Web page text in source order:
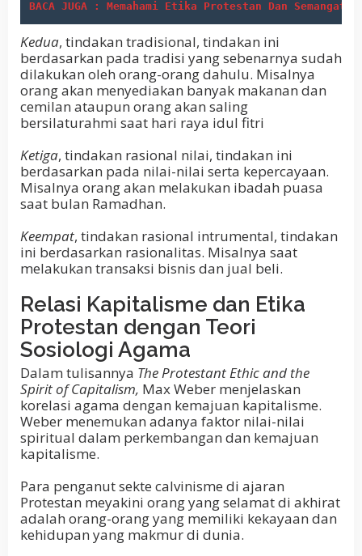
BACA JUGA : Memahami Etika Protestan Dan Semangat
Kedua, tindakan tradisional, tindakan ini
berdasarkan pada tradisi yang sebenarnya sudah
dilakukan oleh orang-orang dahulu. Misalnya
orang akan menyediakan banyak makanan dan
cemilan ataupun orang akan saling
bersilaturahmi saat hari raya idul fitri
Ketiga, tindakan rasional nilai, tindakan ini
berdasarkan pada nilai-nilai serta kepercayaan.
Misalnya orang akan melakukan ibadah puasa
saat bulan Ramadhan.
Keempat, tindakan rasional intrumental, tindakan
ini berdasarkan rasionalitas. Misalnya saat
melakukan transaksi bisnis dan jual beli.
Relasi Kapitalisme dan Etika
Protestan dengan Teori
Sosiologi Agama
Dalam tulisannya The Protestant Ethic and the
Spirit of Capitalism, Max Weber menjelaskan
korelasi agama dengan kemajuan kapitalisme.
Weber menemukan adanya faktor nilai-nilai
spiritual dalam perkembangan dan kemajuan
kapitalisme.
Para penganut sekte calvinisme di ajaran
Protestan meyakini orang yang selamat di akhirat
adalah orang-orang yang memiliki kekayaan dan
kehidupan yang makmur di dunia.